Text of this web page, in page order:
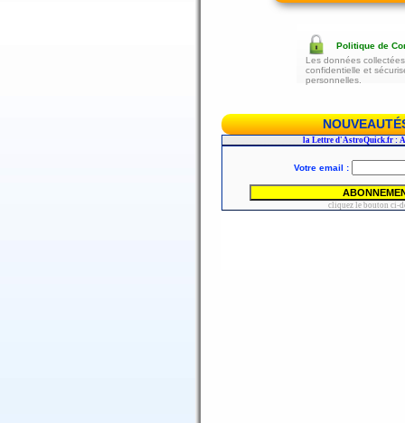
Politique de
Les données
confidentielle et
personnelles.